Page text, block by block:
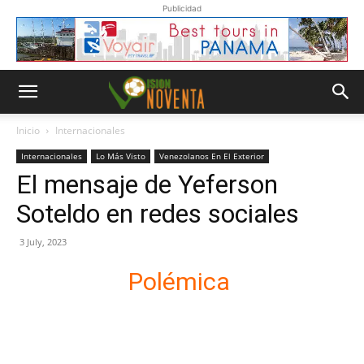
Publicidad
Inicio Internacionales
Internacionales Lo Más Visto Venezolanos En El Exterior
El mensaje de Yeferson
Soteldo en redes sociales
3 July, 2023
Polémica